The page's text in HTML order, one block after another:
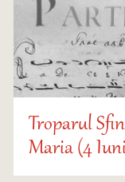
Troparul
Maria (4